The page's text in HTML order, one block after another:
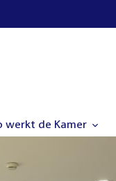
werkt de Kamer